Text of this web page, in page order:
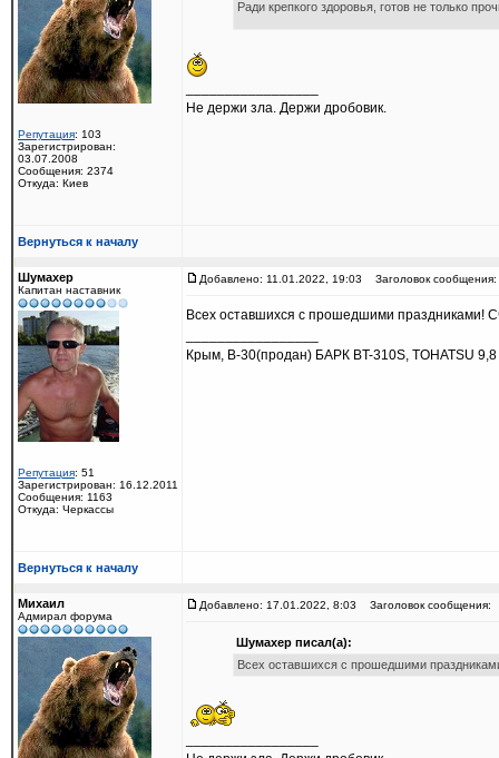
Репутация: 103
Зарегистрирован:
03.07.2008
Сообщения: 2374
Откуда: Киев
Ради крепкого здоровья, готов не только
Не держи зла. Держи дробовик.
Вернуться к началу
Шумахер
Капитан наставник
Репутация: 51
Зарегистрирован: 16.12.2011
Сообщения: 1163
Откуда: Черкассы
Добавлено: 11.01.2022, 19:03 Заголовок сообщения:
Всех оставшихся с прошедшими праздниками!
Крым, В-30(продан) БАРК BT-310S, TOHATSU 9,8
Вернуться к началу
Михаил
Адмирал форума
Добавлено: 17.01.2022, 8:03 Заголовок сообщения:
Шумахер писал(а):
Всех оставшихся с прошедшими